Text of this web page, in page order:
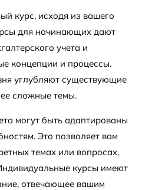
курс, исходя из вашего
для начинающих дают
учета и
концепции и процессы.
углубляют существующие
сложные темы.
могут быть адаптированы
Это позволяет вам
темах или вопросах,
курсы имеют
отвечающее вашим